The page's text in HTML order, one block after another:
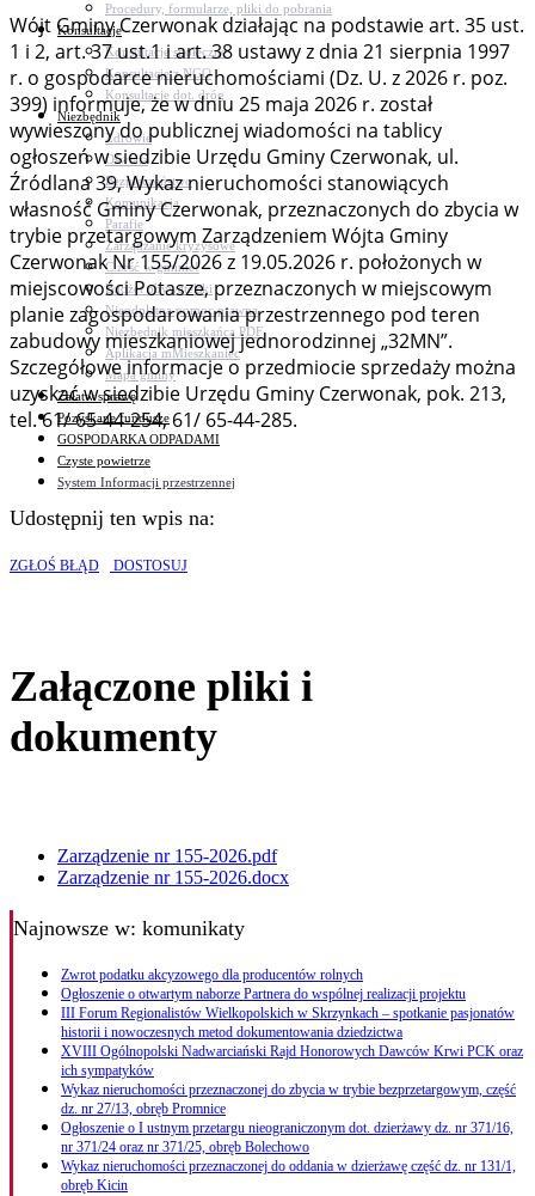
Procedury, formularze, pliki do pobrania
Konsultacje
Konsultacje społeczne
Konsultacje z NGO
Konsultacje dot. dróg
Niezbędnik
Zdrowie
Oświata
Bezpieczeństwo
Komunikacja
Parafie
Zarządzanie kryzysowe
C.ześć w gminie!
Budżet obywatelski
Nieodpłatna pomoc prawna
Niezbędnik mieszkańca PDF
Aplikacja mMieszkaniec
Mapa gminy
Załatw sprawę
Pozyskane fundusze
GOSPODARKA ODPADAMI
Czyste powietrze
System Informacji przestrzennej
Wójt Gminy Czerwonak działając na podstawie art. 35 ust.
1 i 2, art. 37 ust.1 i art. 38 ustawy z dnia 21 sierpnia 1997
r. o gospodarce nieruchomościami (Dz. U. z 2026 r. poz.
399) informuje, że w dniu 25 maja 2026 r. został
wywieszony do publicznej wiadomości na tablicy
ogłoszeń w siedzibie Urzędu Gminy Czerwonak, ul.
Źródlana 39, Wykaz nieruchomości stanowiących
własność Gminy Czerwonak, przeznaczonych do zbycia w
trybie przetargowym Zarządzeniem Wójta Gminy
Czerwonak Nr 155/2026 z 19.05.2026 r. położonych w
miejscowości Potasze, przeznaczonych w miejscowym
planie zagospodarowania przestrzennego pod teren
zabudowy mieszkaniowej jednorodzinnej „32MN”.
Szczegółowe informacje o przedmiocie sprzedaży można
uzyskać w siedzibie Urzędu Gminy Czerwonak, pok. 213,
tel. 61/ 65-44-254, 61/ 65-44-285.
Udostępnij ten wpis na:
ZGŁOŚ BŁĄD DOSTOSUJ
Załączone pliki i
dokumenty
Zarządzenie nr 155-2026.pdf
Zarządzenie nr 155-2026.docx
Najnowsze w: komunikaty
Zwrot podatku akcyzowego dla producentów rolnych
Ogłoszenie o otwartym naborze Partnera do wspólnej realizacji projektu
III Forum Regionalistów Wielkopolskich w Skrzynkach – spotkanie pasjonatów
historii i nowoczesnych metod dokumentowania dziedzictwa
XVIII Ogólnopolski Nadwarciański Rajd Honorowych Dawców Krwi PCK oraz
ich sympatyków
Wykaz nieruchomości przeznaczonej do zbycia w trybie bezprzetargowym, część
dz. nr 27/13, obręb Promnice
Ogłoszenie o I ustnym przetargu nieograniczonym dot. dzierżawy dz. nr 371/16,
nr 371/24 oraz nr 371/25, obręb Bolechowo
Wykaz nieruchomości przeznaczonej do oddania w dzierżawę część dz. nr 131/1,
obręb Kicin